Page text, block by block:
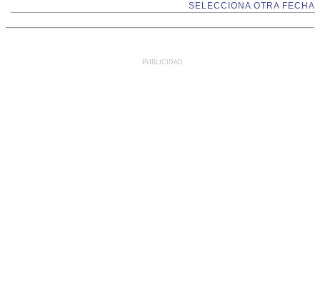
SELECCIONA OTRA FECHA
PUBLICIDAD